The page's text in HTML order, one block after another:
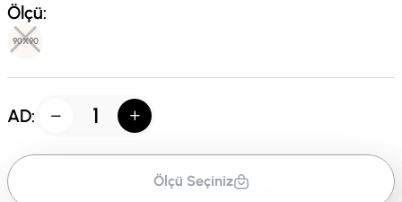
Ölçü:
90X90
AD:
Ölçü Seçiniz